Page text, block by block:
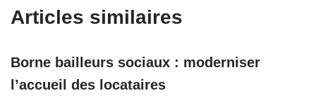
Articles similaires
Borne bailleurs sociaux : moderniser
l’accueil des locataires